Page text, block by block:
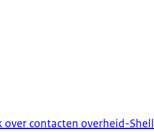
over contacten overheid-Shell